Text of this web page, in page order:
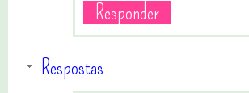
Responder
Respostas